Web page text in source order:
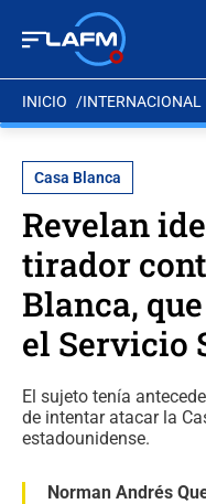
INICIO INTERNACIONAL
Casa Blanca
Revelan
tirador
Blanca,
el Servicio
El sujeto tenía
de intentar atacar la
estadounidense.
Norman Andrés